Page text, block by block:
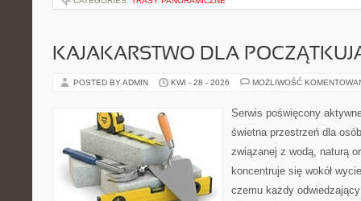
KAJAKARSTWO DLA
POSTED BY ADMIN KWI - 28 - 2026 MOŻLIWOŚĆ
Serwis poświęcony
świetna przestrzeń dla
związanej z wodą, naturą
koncentruje się wokół
czemu każdy